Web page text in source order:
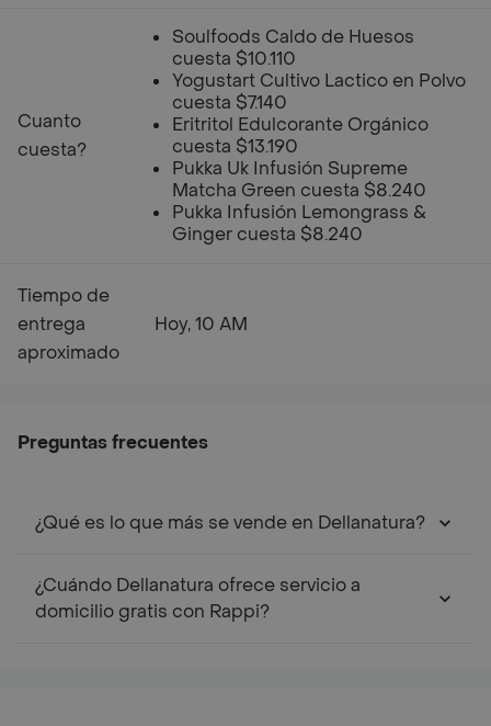
Cuanto
cuesta?
Soulfoods Caldo de Huesos
cuesta $10.110
Yogustart Cultivo Lactico en Polvo
cuesta $7.140
Eritritol Edulcorante Orgánico
cuesta $13.190
Pukka Uk Infusión Supreme
Matcha Green cuesta $8.240
Pukka Infusión Lemongrass &
Ginger cuesta $8.240
Tiempo de
entrega
aproximado
Hoy, 10 AM
Preguntas frecuentes
¿Qué es lo que más se vende en Dellanatura?
¿Cuándo Dellanatura ofrece servicio a
domicilio gratis con Rappi?